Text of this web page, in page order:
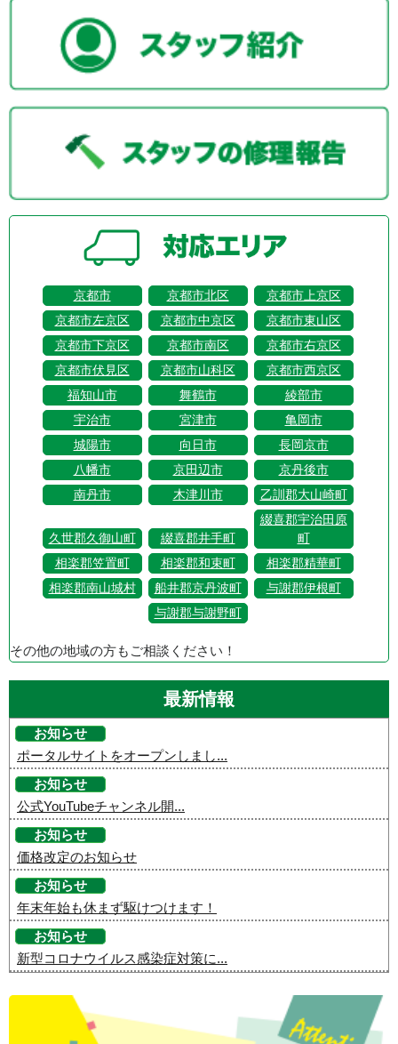
京都市 京都市北区
京都市上京区
京都市左京区
京都市中京区
京都市東山区
京都市下京区
京都市南区
京都市右京区
京都市伏見区
京都市山科区
京都市西京区
福知山市
舞鶴市
綾部市
宇治市
宮津市
亀岡市
城陽市
向日市
長岡京市
八幡市
京田辺市
京丹後市
南丹市
木津川市 乙訓郡大山崎町
久世郡久御山町 綴喜郡井手町
綴喜郡宇治田原
町
相楽郡笠置町
相楽郡和束町
相楽郡精華町
相楽郡南山城村
船井郡京丹波町
与謝郡伊根町
与謝郡与謝野町
その他の地域の方もご相談ください！
最新情報
お知らせ
ポータルサイトをオープンしまし...
お知らせ
公式YouTubeチャンネル開...
お知らせ
価格改定のお知らせ
お知らせ
年末年始も休まず駆けつけます！
お知らせ
新型コロナウイルス感染症対策に...